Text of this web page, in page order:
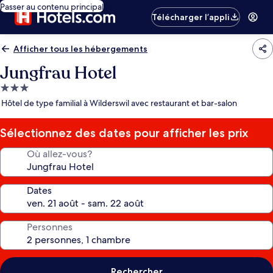
Passer au contenu principal
Télécharger l’appli
Afficher tous les hébergements
Jungfrau Hotel
Hébergement
3.0 étoiles
Hôtel de type familial à Wilderswil avec restaurant et bar-salon
Sélectionnez des dates pour afficher les prix
Où allez-vous?
Dates
Personnes